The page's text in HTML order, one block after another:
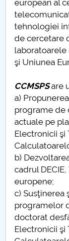
european al
tehnologiei
de cercetare
laboratoarele
şi Uniunea
CCMSPSare
a)
programe de
actuale pe
Electronicii şi
b)
cadrul
europene;
c) Susţinerea
programelor
doctorat
Electronicii şi